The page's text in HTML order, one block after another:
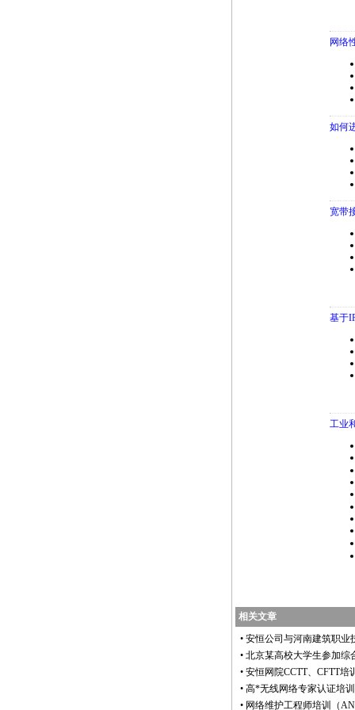
网络
如何
宽带
基于
工业
相关文章
• 安恒公司与河南建筑职业
• 北京某高校大学生参加综
• 安恒网院CCTT、CFTT培
• 高*无线网络专家认证培
• 网络维护工程师培训（